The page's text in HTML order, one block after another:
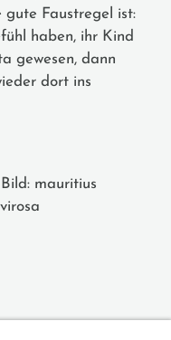
gute Faustregel ist:
haben, ihr Kind
gewesen, dann
dort ins
mauritius